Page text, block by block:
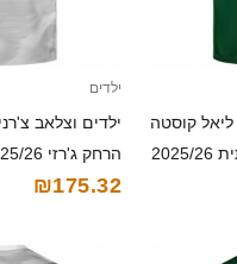
ליאל קוסטה
#37 ירוק לבן ג'רזי ביתית 2025/26
ילדים
הרחק ג'רזי 2025/26 חולצה קצרה
₪175.32